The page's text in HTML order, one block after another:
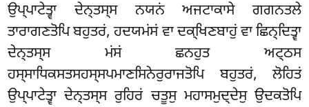
ਉਪ੍ਪਾਟੇਤ੍ਵਾ ਦੇਨ੍ਤਸ੍ਸ ਨਯਨਂ ਅਜਟਾਕਾਸੇ ਗਗਨਤਲੇ
ਤਾਰਾਗਣਤੋਪਿ ਬਹੁਤਰਂ, ਹਦਯਮਂਸਂ ਵਾ ਦਕ੍ਖਿਣਬਾਹੁਂਵਾ ਛਿਨ੍ਦਿਤ੍ਵਾ
ਦੇਨ੍ਤਸ੍ਸ ਮਂਸਂ ਛਨਹੁਤ ਅਟ੍ਠਸ
ਹਸ੍ਸਾਧਿਕਸਤਸਹਸ੍ਸਪਮਾਣਸਿਨੇਰੁਰਾਜਤੋਪਿ ਬਹੁਤਰਂ, ਲੋਹਿਤਂ
ਉਪ੍ਪਾਟੇਤ੍ਵਾ ਦੇਨ੍ਤਸ੍ਸ ਰੁਹਿਰਂ ਚਤੂਸੁ ਮਹਾਸਮੁਦ੍ਦੇਸੁ ਉਦਕਤੋਪਿ